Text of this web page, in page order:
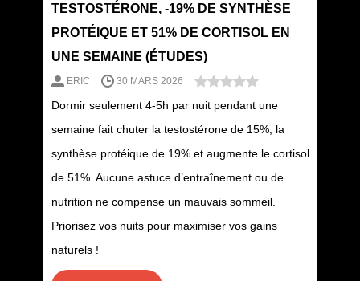
TESTOSTÉRONE, -19% DE SYNTHÈSE
PROTÉIQUE ET 51% DE CORTISOL EN
UNE SEMAINE (ÉTUDES)
ERIC 30 MARS 2026
Dormir seulement 4-5h par nuit pendant une
semaine fait chuter la testostérone de 15%, la
synthèse protéique de 19% et augmente le cortisol
de 51%. Aucune astuce d’entraînement ou de
nutrition ne compense un mauvais sommeil.
Priorisez vos nuits pour maximiser vos gains
naturels !